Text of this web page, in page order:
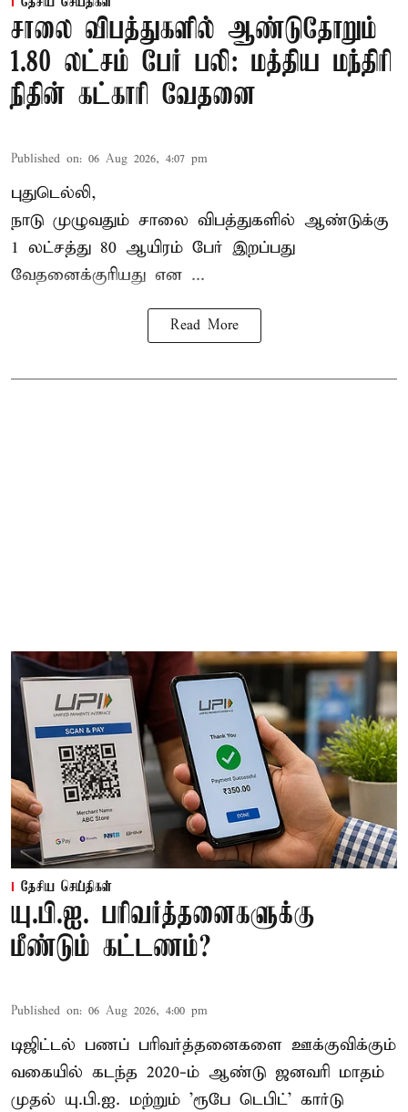
சாலை விபத்துகளில் ஆண்டுதோறும்
1.80 லட்சம் பேர் பலி: மத்திய மந்திரி
நிதின் கட்காரி வேதனை
Published on: 06 Aug 2026, 4:07 pm
புதுடெல்லி,
நாடு முழுவதும் சாலை விபத்துகளில் ஆண்டுக்கு
1 லட்சத்து 80 ஆயிரம் பேர் இறப்பது
வேதனைக்குரியது என ...
Read More
தேசிய செய்திகள்
யு.பி.ஐ. பரிவர்த்தனைகளுக்கு
மீண்டும் கட்டணம்?
Published on: 06 Aug 2026, 4:00 pm
டிஜிட்டல் பணப் பரிவர்த்தனைகளை ஊக்குவிக்கும்
வகையில் கடந்த 2020-ம் ஆண்டு ஜனவரி மாதம்
முதல் யு.பி.ஐ. மற்றும் 'ரூபே டெபிட்' கார்டு